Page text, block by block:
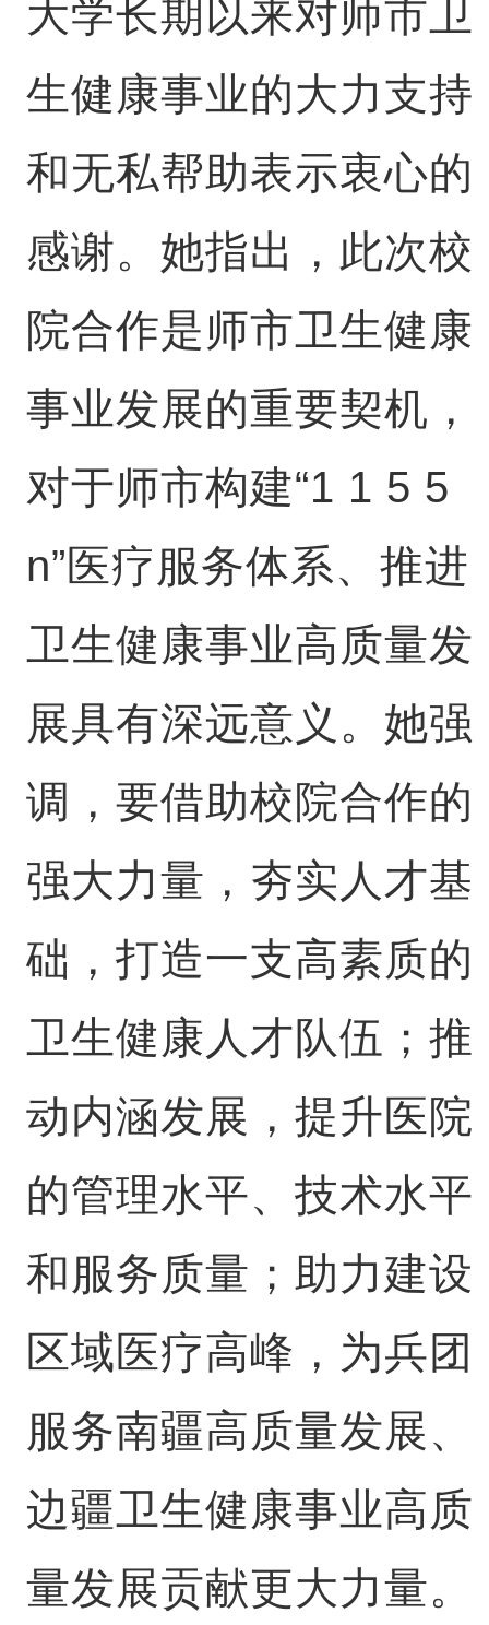
大学长期以来对师市卫
生健康事业的大力支持
和无私帮助表示衷心的
感谢。她指出，此次校
院合作是师市卫生健康
事业发展的重要契机，
对于师市构建“1 1 5 5
n”医疗服务体系、推进
卫生健康事业高质量发
展具有深远意义。她强
调，要借助校院合作的
强大力量，夯实人才基
础，打造一支高素质的
卫生健康人才队伍；推
动内涵发展，提升医院
的管理水平、技术水平
和服务质量；助力建设
区域医疗高峰，为兵团
服务南疆高质量发展、
边疆卫生健康事业高质
量发展贡献更大力量。